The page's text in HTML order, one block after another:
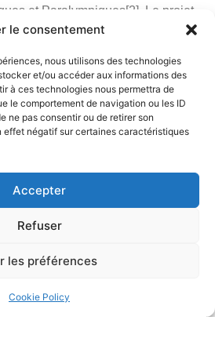
le consentement
nous utilisons des technologies
et/ou accéder aux informations des
à ces technologies nous permettra de
le comportement de navigation ou les ID
ne pas consentir ou de retirer son
effet négatif sur certaines caractéristiques
Accepter
Refuser
les préférences
Cookie Policy
et Paralympiques[2]. Le projet
le 12 avril par le Parlement a donc
elles, la sécurité et comportent
de la vidéosurveillance
fait débat au sein du Parlement…
commercial le prive de
Droit de la distribution